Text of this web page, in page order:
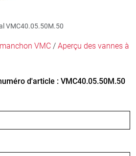
VMC40.05.50M.50
VMC / Aperçu des vannes à
d'article : VMC40.05.50M.50